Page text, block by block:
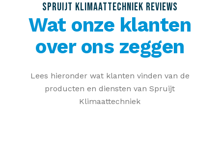
SPRUIJT KLIMAATTECHNIEK REVIEWS
Wat onze klanten
over ons zeggen
Lees hieronder wat klanten vinden van de
producten en diensten van Spruijt
Klimaattechniek